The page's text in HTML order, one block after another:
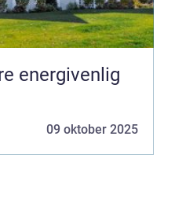
energivenlig
09 oktober 2025